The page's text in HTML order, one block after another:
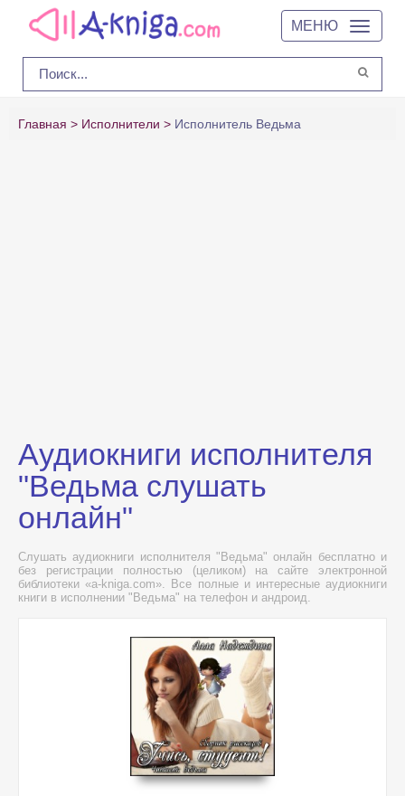
МЕНЮ
Главная Исполнители Исполнитель Ведьма
Аудиокниги исполнителя
"Ведьма слушать
онлайн"
Слушать аудиокниги исполнителя "Ведьма" онлайн бесплатно и
без регистрации полностью (целиком) на сайте электронной
библиотеки «a-kniga.com». Все полные и интересные аудиокниги
книги в исполнении "Ведьма" на телефон и андроид.